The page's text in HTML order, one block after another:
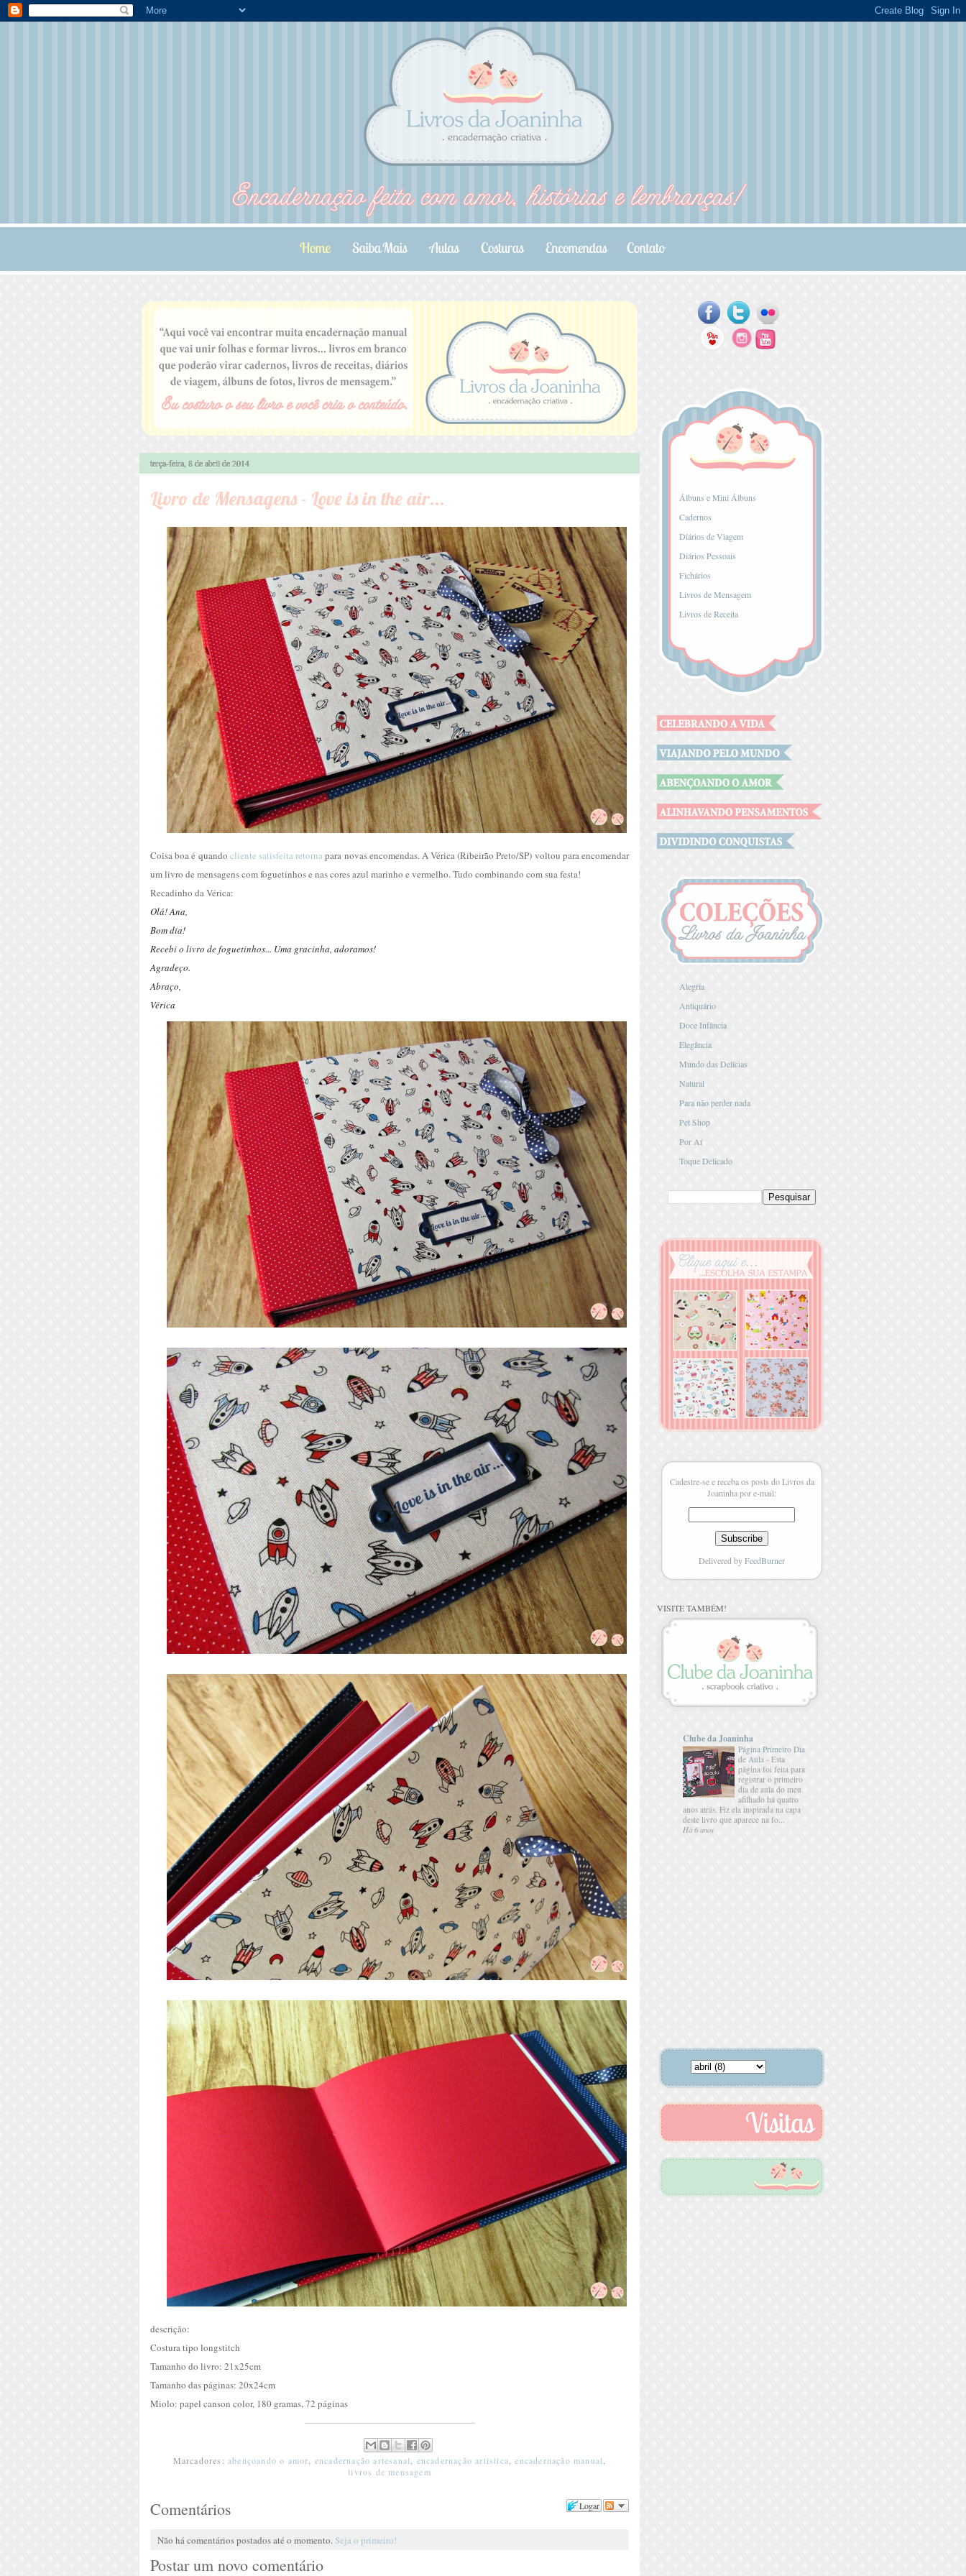
terça-feira, 8 de abril de 2014
Livro de Mensagens - Love is in the air...
Coisa boa é quando cliente satisfeita retornapara novas encomendas. A Vérica (Ribeirão Preto/SP) voltou para encomendar
um livro de mensagens com foguetinhos e nas cores azul marinho e vermelho. Tudo combinando com sua festa!
Recadinho da Vérica:
Olá! Ana,
Bom dia!
Recebi o livro de foguetinhos... Uma gracinha, adoramos!
Agradeço.
Abraço,
Vérica
descrição:
Costura tipo longstitch
Tamanho do livro: 21x25cm
Tamanho das páginas: 20x24cm
Miolo: papel canson color, 180 gramas, 72 páginas
Marcadores: abençoando o amor encadernação artesanal encadernação artística ,encadernação manual
livros de mensagem
Logar
Comentários
Não há comentários postados até o momento. Seja o primeiro!
Postar um novo comentário
Álbuns e Mini Álbuns
Cadernos
Diários de Viagem
Diários Pessoais
Fichários
Livros de Mensagem
Livros de Receita
Alegria
Antiquário
Doce Infância
Elegância
Mundo das Delícias
Natural
Para não perder nada
Pet Shop
Por Aí
Toque Delicado
Cadestre-se e receba os posts do Livros da
Joaninha por e-mail:
Delivered byFeedBurner
VISITE TAMBÉM!
Clube da Joaninha
Página Primeiro Dia
de Aula - Esta
página foi feita para
registrar o primeiro
dia de aula do meu
afilhado há quatro
anos atrás. Fiz ela inspirada na capa
deste livro que aparece na fo...
Há 6 anos